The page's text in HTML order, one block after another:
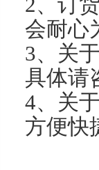
2、订
会耐心
3、关
具体请
4、关
方便快